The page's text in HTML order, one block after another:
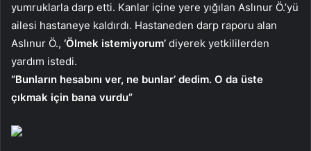
yumruklarla darp etti. Kanlar içine yere yığılan Aslınur Ö.’yü
ailesi hastaneye kaldırdı. Hastaneden darp raporu alan
Aslınur Ö., ‘Ölmek istemiyorum’ diyerek yetkililerden
yardım istedi.
“Bunların hesabını ver, ne bunlar’ dedim. O da üste
çıkmak için bana vurdu”